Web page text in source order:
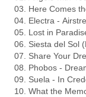
03. Here Comes
04. Electra -
05. Lost in
06. Siesta del Sol
07. Share Your
08. Phobos -
09. Suela - In
10. What the